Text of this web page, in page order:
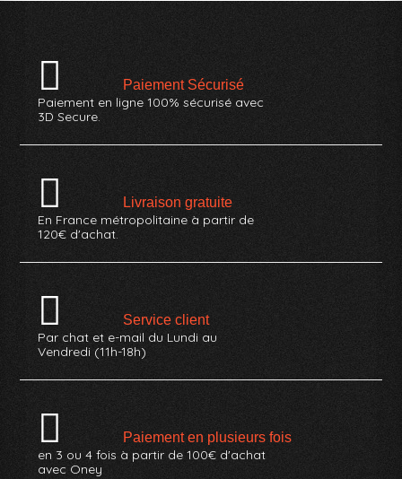
Paiement Sécurisé
Paiement en ligne 100% sécurisé avec
3D Secure.
Livraison gratuite
En France métropolitaine à partir de
120€ d'achat.
Service client
Par chat et e-mail du Lundi au
Vendredi (11h-18h)
Paiement en plusieurs fois
en 3 ou 4 fois à partir de 100€ d'achat
avec Oney